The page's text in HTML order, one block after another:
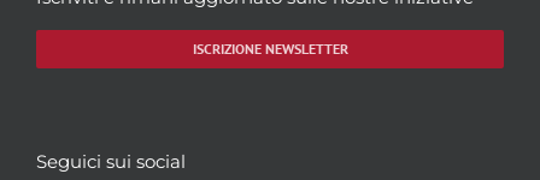
ISCRIZIONE NEWSLETTER
Seguici sui social